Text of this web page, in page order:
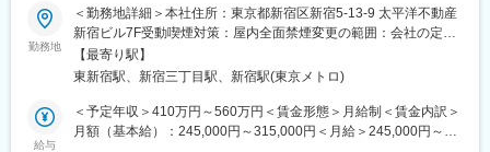
・女性の育児休業復帰率100%、男性育児休業取得率97％、子育
てしながら働く女性社員350人以上とライフイベントにあわせて
柔軟に働くことができる環境です。
■当社の特徴、魅力：
・福利厚生、待遇（平均年収820万円）がよく、また創業以来人
員削減等を行ったことがない企業です。日本を代表するグローバ
■業務概要：
生コン製造工場を訪問し、コンクリートの性能を高める混和剤な
どの提案、品質チェックを行います。お客様が抱える課題や悩み
に対する製品提案や現場での技術サポートを通じて、製造を下支
えするポジションです。
■業務詳細：
勤務地
＜勤務地詳細＞本社住所：東京都新宿区新宿5-13-9 太平洋不動産
新宿ビル7F受動喫煙対策：屋内全面禁煙変更の範囲：会社の定め
る事業所
【最寄り駅】
東新宿駅、新宿三丁目駅、新宿駅(東京メトロ)
給与
＜予定年収＞410万円～560万円＜賃金形態＞月給制＜賃金内訳＞
月額（基本給）：245,000円～315,000円＜月給＞245,000円～